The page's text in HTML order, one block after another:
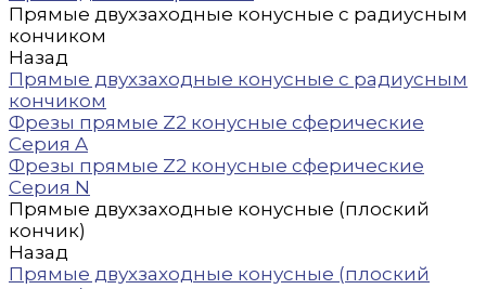
Прямые двухзаходные конусные с радиусным
кончиком
Назад
Прямые двухзаходные конусные с радиусным
кончиком
Фрезы прямые Z2 конусные сферические
Серия A
Фрезы прямые Z2 конусные сферические
Серия N
Прямые двухзаходные конусные (плоский
кончик)
Назад
Прямые двухзаходные конусные (плоский